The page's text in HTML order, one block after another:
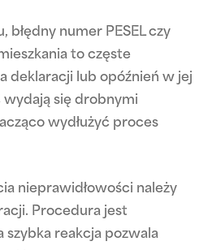
błędny numer PESEL czy
to częste
deklaracji lub opóźnień w jej
się drobnymi
wydłużyć proces
nieprawidłowości należy
Procedura jest
szybka reakcja pozwala